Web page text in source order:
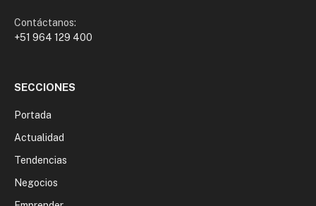
Contáctanos:
+51 964 129 400
SECCIONES
Portada
Actualidad
Tendencias
Negocios